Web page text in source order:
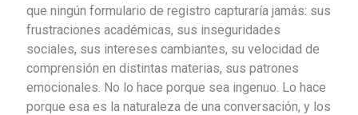
que ningún formulario de registro capturaría jamás: sus
frustraciones académicas, sus inseguridades
sociales, sus intereses cambiantes, su velocidad de
comprensión en distintas materias, sus patrones
emocionales. No lo hace porque sea ingenuo. Lo hace
porque esa es la naturaleza de una conversación, y los